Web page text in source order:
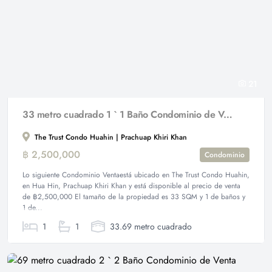
33 metro cuadrado 1 ` 1 Baño Condominio de Venta
The Trust Condo Huahin | Prachuap Khiri Khan
฿ 2,500,000
Condominio
Lo siguiente Condominio Ventaestá ubicado en The Trust Condo Huahin,
en Hua Hin, Prachuap Khiri Khan y está disponible al precio de venta
de ฿2,500,000 El tamaño de la propiedad es 33 SQM y 1 de baños y
1 de...
1 1 33.69 metro cuadrado